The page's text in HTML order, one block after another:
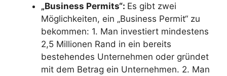
„Business Permits“: Es gibt zwei
Möglichkeiten, ein „Business Permit“ zu
bekommen: 1. Man investiert mindestens
2,5 Millionen Rand in ein bereits
bestehendes Unternehmen oder gründet
mit dem Betrag ein Unternehmen. 2. Man